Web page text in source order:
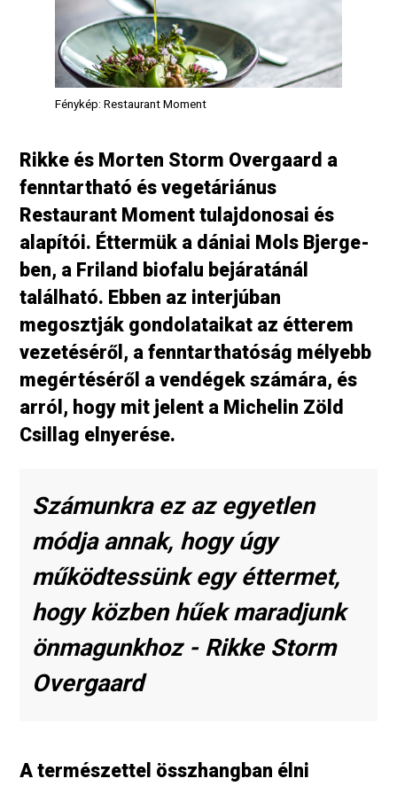
Fénykép: Restaurant Moment
Rikke és Morten Storm Overgaard a
fenntartható és vegetáriánus
Restaurant Moment tulajdonosai és
alapítói. Éttermük a dániai Mols Bjerge-
ben, a Friland biofalu bejáratánál
található. Ebben az interjúban
megosztják gondolataikat az étterem
vezetéséről, a fenntarthatóság mélyebb
megértéséről a vendégek számára, és
arról, hogy mit jelent a Michelin Zöld
Csillag elnyerése.
Számunkra ez az egyetlen
módja annak, hogy úgy
működtessünk egy éttermet,
hogy közben hűek maradjunk
önmagunkhoz - Rikke Storm
Overgaard
A természettel összhangban élni